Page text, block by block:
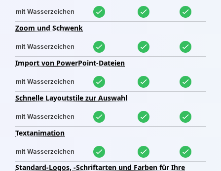
mit Wasserzeichen
Zoom und Schwenk
mit Wasserzeichen
Import von PowerPoint-Dateien
mit Wasserzeichen
Schnelle Layoutstile zur Auswahl
mit Wasserzeichen
Textanimation
mit Wasserzeichen
Standard-Logos, -Schriftarten und Farben für Ihre